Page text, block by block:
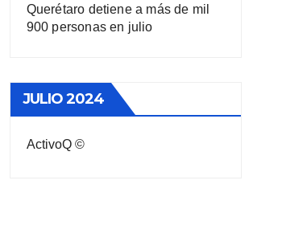
Querétaro detiene a más de mil
900 personas en julio
JULIO 2024
ActivoQ ©